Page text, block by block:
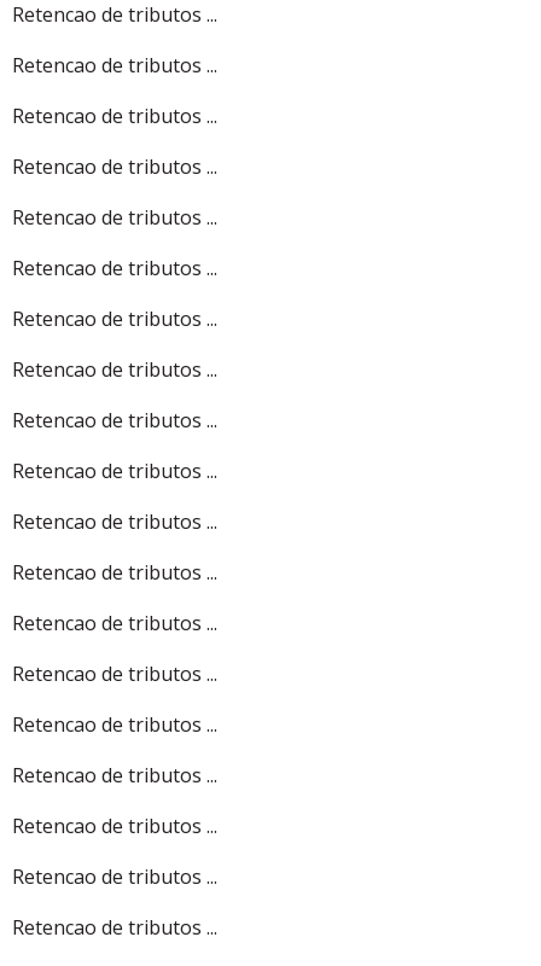
Retencao de tributos ...
Retencao de tributos ...
Retencao de tributos ...
Retencao de tributos ...
Retencao de tributos ...
Retencao de tributos ...
Retencao de tributos ...
Retencao de tributos ...
Retencao de tributos ...
Retencao de tributos ...
Retencao de tributos ...
Retencao de tributos ...
Retencao de tributos ...
Retencao de tributos ...
Retencao de tributos ...
Retencao de tributos ...
Retencao de tributos ...
Retencao de tributos ...
Retencao de tributos ...